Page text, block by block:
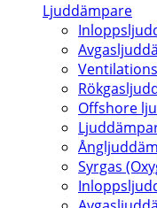
Ljuddämpare
Offshore
Syrgas